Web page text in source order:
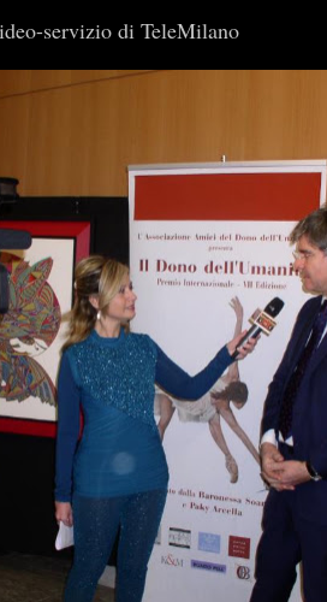
servizio di TeleMilano